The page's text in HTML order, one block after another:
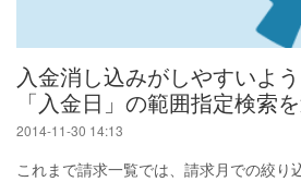
入金消し込みがしやすいよ
「入金日」の範囲指定検索
2014-11-30 14:13
これまで請求一覧では、請求月での絞り